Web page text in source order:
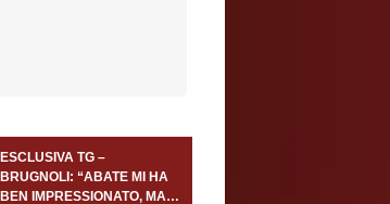
ESCLUSIVA TG –
BRUGNOLI: “ABATE MI HA
BEN IMPRESSIONATO, MA